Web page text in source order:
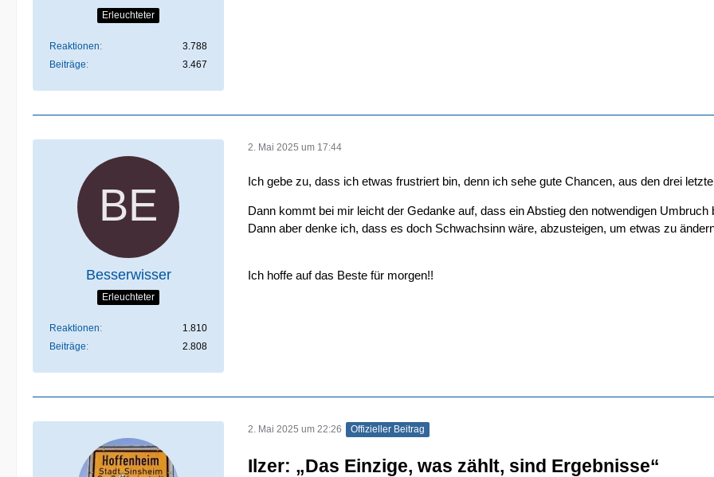
Erleuchteter
Reaktionen
3.788
Beiträge
3.467
Besserwisser
Erleuchteter
Reaktionen
1.810
Beiträge
2.808
2. Mai 2025 um 17:44
Ich gebe zu, dass ich etwas frustriert bin, denn ich sehe gute Chancen, aus den drei
Dann kommt bei mir leicht der Gedanke auf, dass ein Abstieg den notwendigen Umbruch
Dann aber denke ich, dass es doch Schwachsinn wäre, abzusteigen, um etwas zu
Ich hoffe auf das Beste für morgen!!
2. Mai 2025 um 22:26 Offizieller Beitrag
Ilzer: „Das Einzige, was zählt, sind Ergebnisse“